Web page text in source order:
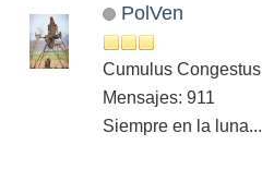
PolVen
Cumulus Congestus
Mensajes: 911
Siempre en la luna...